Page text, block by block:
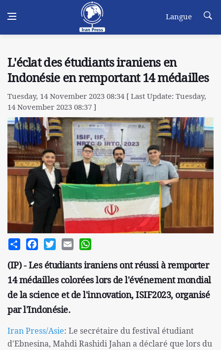
Langue
L'éclat des étudiants iraniens en
Indonésie en remportant 14 médailles
Tuesday, 14 November 2023 08:34 [ Last Update: Tuesday,
14 November 2023 08:37 ]
Share FacebookTwitterEmail
(IP) - Les étudiants iraniens ont réussi à remporter
14 médailles colorées lors de l'événement mondial
de la science et de l'innovation, ISIF2023, organisé
par l'Indonésie.
Iran Press/Asie: Le secrétaire du festival étudiant
d'Ebnesina, Mahdi Rashidi Jahan a déclaré que lors du